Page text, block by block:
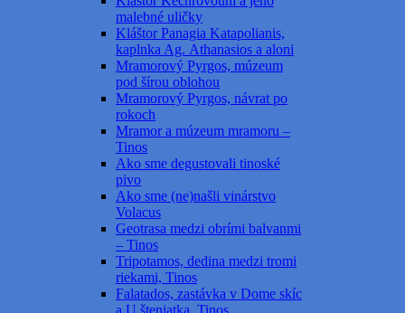
malebné uličky
Kláštor Panagia Katapolianis,
kaplnka Ag. Athanasios a aloni
Mramorový Pyrgos, múzeum
pod šírou oblohou
Mramorový Pyrgos, návrat po
rokoch
Mramor a múzeum mramoru –
Tinos
Ako sme degustovali tinoské
pivo
Ako sme (ne)našli vinárstvo
Volacus
Geotrasa medzi obrími balvanmi
– Tinos
Tripotamos, dedina medzi tromi
riekami, Tinos
Falatados, zastávka v Dome skíc
a U šteniatka, Tinos